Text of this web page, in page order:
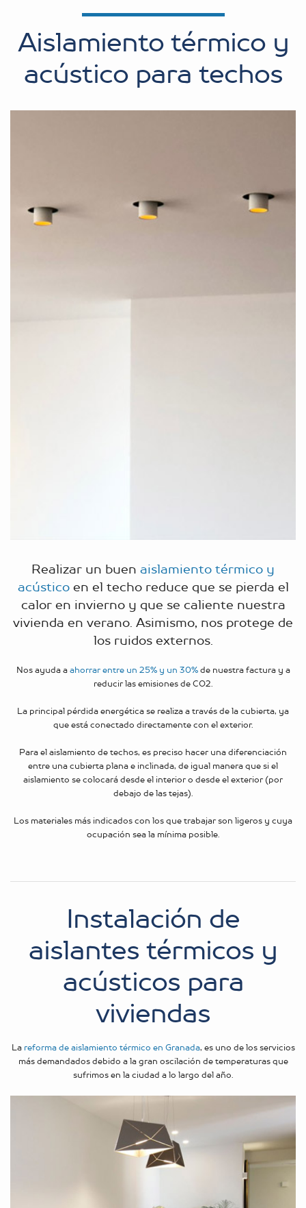
Aislamiento térmico y
acústico para techos
Realizar un buen aislamiento térmico y
acústicoen el techo reduce que se pierda el
calor en invierno y que se caliente nuestra
vivienda en verano. Asimismo, nos protege de
los ruidos externos.
Nos ayuda aahorrar entre un 25% y un 30%de nuestra factura y a
reducir las emisiones de CO2.
La principal pérdida energética se realiza a través de la cubierta, ya
que está conectado directamente con el exterior.
Para el aislamiento de techos, es preciso hacer una diferenciación
entre una cubierta plana e inclinada, de igual manera que si el
aislamiento se colocará desde el interior o desde el exterior (por
debajo de las tejas).
Los materiales más indicados con los que trabajar son ligeros y cuya
ocupación sea la mínima posible.
Instalación de
aislantes térmicos y
acústicos para
viviendas
La reforma de aislamiento térmico en Granada, es uno de los servicios
más demandados debido a la gran oscilación de temperaturas que
sufrimos en la ciudad a lo largo del año.